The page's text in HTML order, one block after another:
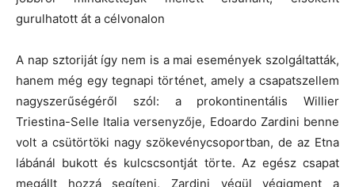
gurulhatott át a célvonalon
A nap sztoriját így nem is a mai események szolgáltatták,
hanem még egy tegnapi történet, amely a csapatszellem
nagyszerűségéről szól: a prokontinentális Willier
Triestina-Selle Italia versenyzője, Edoardo Zardini benne
volt a csütörtöki nagy szökevénycsoportban, de az Etna
lábánál bukott és kulcscsontját törte. Az egész csapat
megállt hozzá segíteni, Zardini végül végigment a